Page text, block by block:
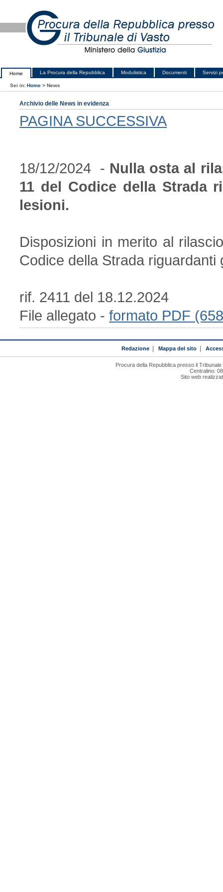
Home La Procura della Repubblica Modulistica Documenti Servizi
Sei in: Home > News
Archivio delle News in evidenza
PAGINA SUCCESSIVA
18/12/2024 - Nulla osta al
11 del Codice della Strada
lesioni.
Disposizioni in merito al
Codice della Strada
rif. 2411 del 18.12.2024
File allegato -formato PDF
Redazione Mappa del sito
Procura della Repubblica presso il
Centralino:
Sito web